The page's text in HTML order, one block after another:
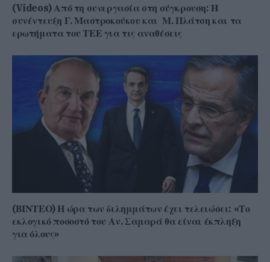
(Videos) Από τη συνεργασία στη σύγκρουση: Η
συνέντευξη Γ. Μαστροκούκου και Μ. Πλάτση και τα
ερωτήματα του ΤΕΕ για τις αναθέσεις
(ΒΙΝΤΕΟ) Η ώρα των διλημμάτων έχει τελειώσει: «Το
εκλογικό ποσοστό του Αν. Σαμαρά θα είναι έκπληξη
για όλους»